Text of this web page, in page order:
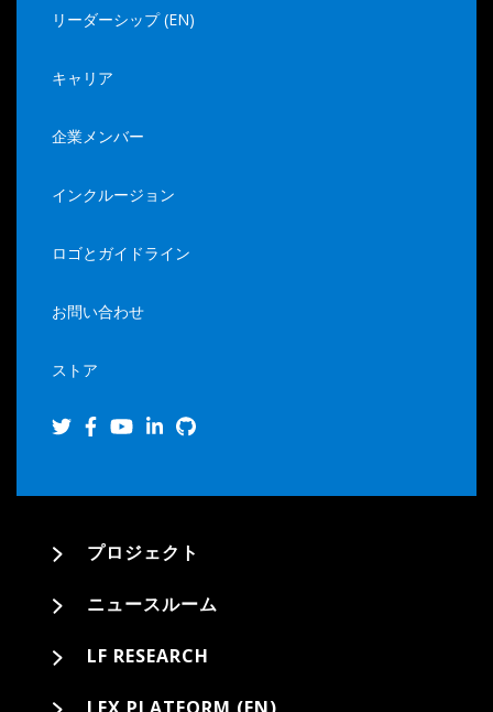
リーダーシップ (EN)
キャリア
企業メンバー
インクルージョン
ロゴとガイドライン
お問い合わせ
ストア
プロジェクト
ニュースルーム
LF RESEARCH